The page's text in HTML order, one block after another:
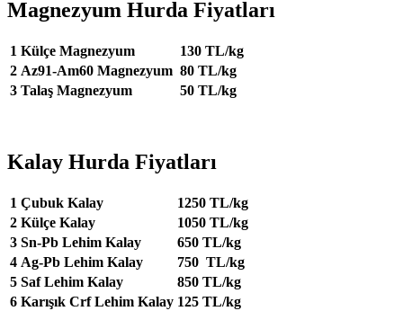
Magnezyum Hurda Fiyatları
1 Külçe Magnezyum
130 TL/kg
2 Az91-Am60 Magnezyum 80 TL/kg
3 Talaş Magnezyum 50 TL/kg
Kalay Hurda Fiyatları
1 Çubuk Kalay
1250 TL/kg
2 Külçe Kalay
1050 TL/kg
3 Sn-Pb Lehim Kalay
650 TL/kg
4 Ag-Pb Lehim Kalay
750 TL/kg
5 Saf Lehim Kalay
850 TL/kg
6 Karışık Crf Lehim Kalay 125 TL/kg